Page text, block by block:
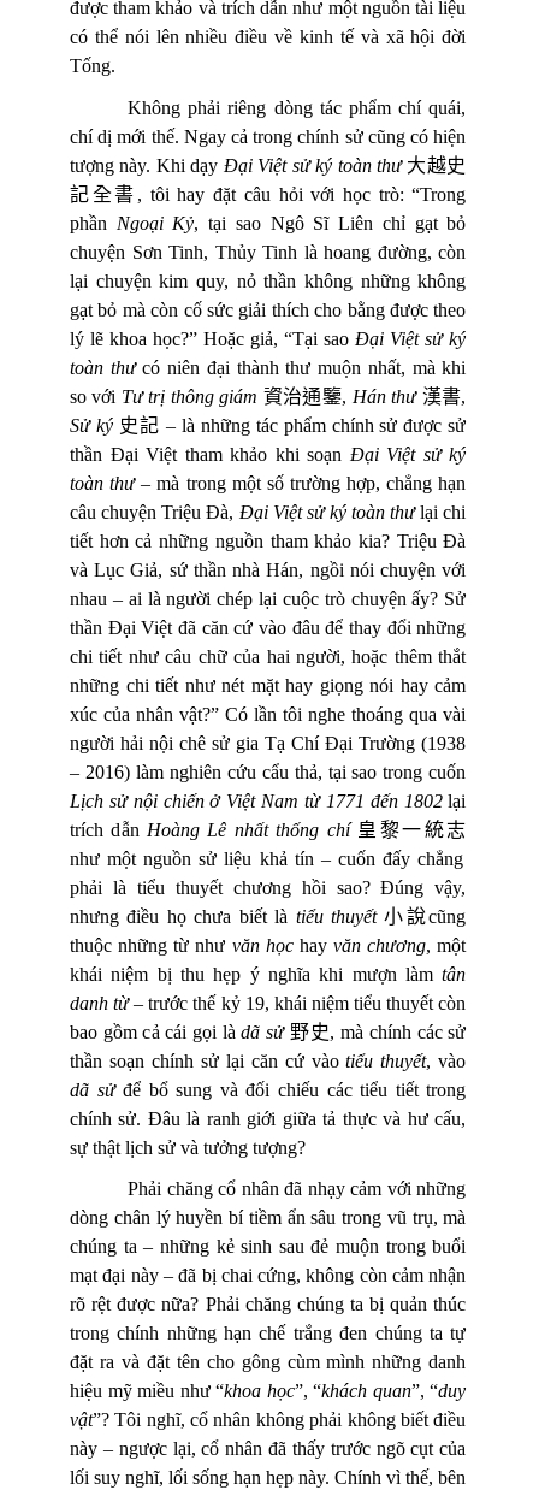
được tham khảo và trích dẫn như một nguồn tài liệu
có thể nói lên nhiều điều về kinh tế và xã hội đời
Tống.
Không phải riêng dòng tác phẩm chí quái,
chí dị mới thế. Ngay cả trong chính sử cũng có hiện
tượng này. Khi dạy Đại Việt sử ký toànthư 大越史
記全書 , tôi hay đặt câu hỏi với học trò: “Trong
phần Ngoại Kỷ, tại sao Ngô Sĩ Liên chỉ gạt bỏ
chuyện Sơn Tinh, Thủy Tinh là hoang đường, còn
lại chuyện kim quy, nỏ thần không những không
gạt bỏ mà còn cố sức giải thích cho bằng được theo
lý lẽ khoa học?” Hoặc giả, “Tại saoĐại Việt sử ký
toàn thưcó niên đại thành thư muộn nhất, mà khi
so với Tưtrị thông giám 資治通鑒, Hán thư 漢書,
Sửký 史記 – là những tác phẩm chính sử được sử
thần Đại Việt tham khảo khi soạn Đại Việt sử ký
toàn thư– mà trong một số trường hợp, chẳng hạn
câu chuyện Triệu Đà, Đại Việt sử ký toàn thưlại chi
tiết hơn cả những nguồn tham khảo kia? Triệu Đà
và Lục Giả, sứ thần nhà Hán, ngồi nói chuyện với
nhau – ai là người chép lại cuộc trò chuyện ấy? Sử
thần Đại Việt đã căn cứ vào đâu để thay đổi những
chi tiết như câu chữ của hai người, hoặc thêm thắt
những chi tiết như nét mặt hay giọng nói hay cảm
xúc của nhân vật?” Có lần tôi nghe thoáng qua vài
người hải nội chê sử gia Tạ Chí Đại Trường (1938
– 2016) làm nghiên cứu cẩu thả, tại sao trong cuốn
Lịch sửnội chiếnởViệt Nam từ 1771 đến 1802lại
trích dẫn Hoàng Lê nhất thống chí 皇黎一統志
như một nguồn sử liệu khả tín – cuốn đấy chẳng
phải là tiểu thuyết chương hồi sao? Đúng vậy,
nhưng điều họ chưa biết là tiểuthuyết 小說cũng
thuộc những từ như văn họchayvăn chương, một
khái niệm bị thu hẹp ýnghĩa khi mượn làmtân
danh từ– trước thế kỷ19, khái niệm tiểu thuyết còn
bao gồm cả cái gọi làdã sử 野史, mà chính các sử
thần soạn chính sử lại căn cứ vàotiểu thuyết, vào
dã sửđể bổ sung và đối chiếu các tiểu tiết trong
chính sử. Đâu là ranh giới giữa tả thực và hư cấu,
sự thật lịch sử và tưởng tượng?
Phải chăng cổ nhân đã nhạy cảm với những
dòng chân lý huyền bí tiềm ẩn sâu trong vũ trụ, mà
chúng ta – những kẻ sinh sau đẻ muộn trong buổi
mạt đại này – đã bị chai cứng, không còn cảm nhận
rõ rệt được nữa? Phải chăng chúng ta bị quản thúc
trong chính những hạn chế trắng đen chúng ta tự
đặt ra và đặt tên cho gông cùm mình những danh
hiệu mỹ miều như “khoa học”, “khách quan”, “duy
vật”? Tôi nghĩ, cổ nhân không phải không biết điều
này – ngược lại, cổ nhân đã thấy trước ngõ cụt của
lối suy nghĩ, lối sống hạn hẹp này. Chính vì thế, bên